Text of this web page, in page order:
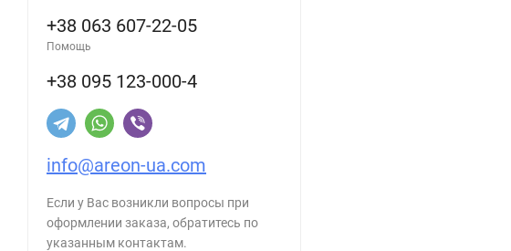
+38 063 607-22-05
Помощь
+38 095 123-000-4
info@areon-ua.com
Если у Вас возникли вопросы при
оформлении заказа, обратитесь по
указанным контактам.